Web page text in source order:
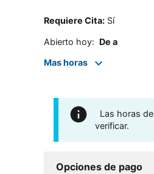
Requiere Cita: Sí
Abierto hoy: De a
Mas horas
Las horas
verificar.
Opciones de pago